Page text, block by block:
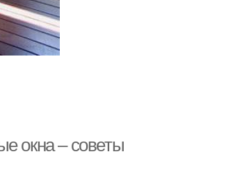
окна – советы